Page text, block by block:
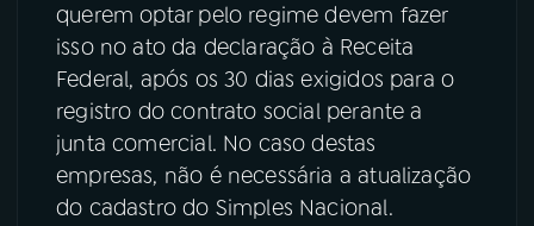
querem optar pelo regime devem fazer
isso no ato da declaração à Receita
Federal, após os 30 dias exigidos para o
registro do contrato social perante a
junta comercial. No caso destas
empresas, não é necessária a atualização
do cadastro do Simples Nacional.